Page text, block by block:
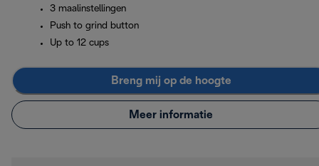
3 maalinstellingen
Push to grind button
Up to 12 cups
Breng mij op de hoogte
Meer informatie